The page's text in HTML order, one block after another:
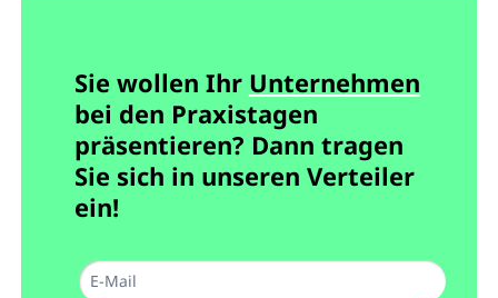
Sie wollen Ihr Unternehmen
bei den Praxistagen
präsentieren? Dann tragen
Sie sich in unseren Verteiler
ein!